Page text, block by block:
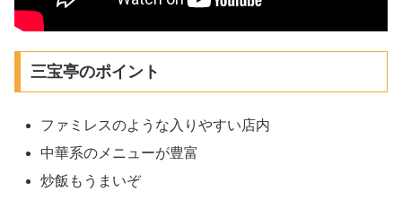
三宝亭のポイント
ファミレスのような入りやすい店内
中華系のメニューが豊富
炒飯もうまいぞ